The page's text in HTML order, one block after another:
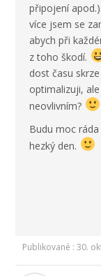
připojení
více jsem se
abych při
z toho škodí.
dost času
optimalizuji,
neovlivním?
Budu moc
hezký den.
Publikované : 30.